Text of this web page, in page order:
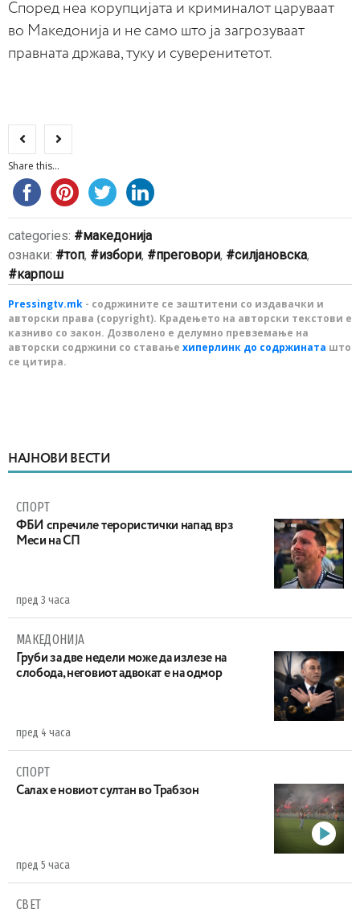
Според неа корупцијата и криминалот царуваат
во Македонија и не само што ја загрозуваат
правната држава, туку и суверенитетот.
Share this...
categories:
македонија
ознаки:
топ, избори, преговори, силјановска,
карпош
Pressingtv.mk - содржините се заштитени со издавачки и
авторски права (copyright). Крадењето на авторски текстови е
казниво со закон. Дозволено е делумно превземање на
авторски содржини со ставање хиперлинк до содржината што
се цитира.
НАЈНОВИ ВЕСТИ
СПОРТ
ФБИ спречиле терористички напад врз
Меси на СП
пред 3 часа
МАКЕДОНИЈА
Груби за две недели може да излезе на
слобода, неговиот адвокат е на одмор
пред 4 часа
СПОРТ
Салах е новиот султан во Трабзон
пред 5 часа
СВЕТ